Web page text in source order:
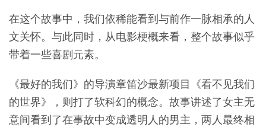
在这个故事中，我们依稀能看到与前作一脉相承的人
文关怀。与此同时，从电影梗概来看，整个故事似乎
带着一些喜剧元素。
《最好的我们》的导演章笛沙最新项目《看不见我们
的世界》，则打了软科幻的概念。故事讲述了女主无
意间看到了在事故中变成透明人的男主，两人最终相